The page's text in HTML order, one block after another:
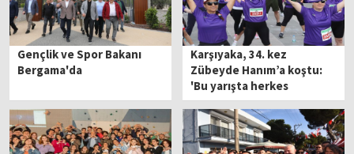
Gençlik ve Spor Bakanı
Bergama'da
Karşıyaka, 34. kez
Zübeyde Hanım’a koştu:
'Bu yarışta herkes
birincidir'